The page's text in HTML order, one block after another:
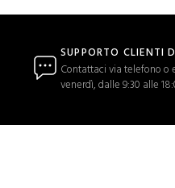
SUPPORTO CLIENTI
Contattaci via telefono o
venerdì, dalle 9:30 alle